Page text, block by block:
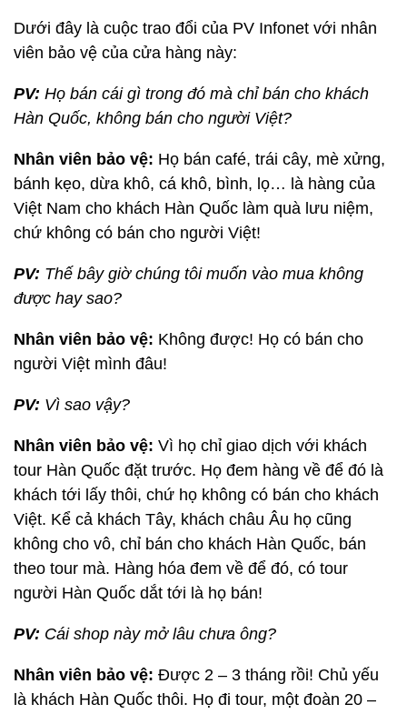
Dưới đây là cuộc trao đổi của PV Infonet với nhân
viên bảo vệ của cửa hàng này:
PV: Họ bán cái gì trong đó mà chỉ bán cho khách
Hàn Quốc, không bán cho người Việt?
Nhân viên bảo vệ: Họ bán café, trái cây, mè xửng,
bánh kẹo, dừa khô, cá khô, bình, lọ… là hàng của
Việt Nam cho khách Hàn Quốc làm quà lưu niệm,
chứ không có bán cho người Việt!
PV: Thế bây giờ chúng tôi muốn vào mua không
được hay sao?
Nhân viên bảo vệ: Không được! Họ có bán cho
người Việt mình đâu!
PV: Vì sao vậy?
Nhân viên bảo vệ: Vì họ chỉ giao dịch với khách
tour Hàn Quốc đặt trước. Họ đem hàng về để đó là
khách tới lấy thôi, chứ họ không có bán cho khách
Việt. Kể cả khách Tây, khách châu Âu họ cũng
không cho vô, chỉ bán cho khách Hàn Quốc, bán
theo tour mà. Hàng hóa đem về để đó, có tour
người Hàn Quốc dắt tới là họ bán!
PV: Cái shop này mở lâu chưa ông?
Nhân viên bảo vệ: Được 2 – 3 tháng rồi! Chủ yếu
là khách Hàn Quốc thôi. Họ đi tour, một đoàn 20 –